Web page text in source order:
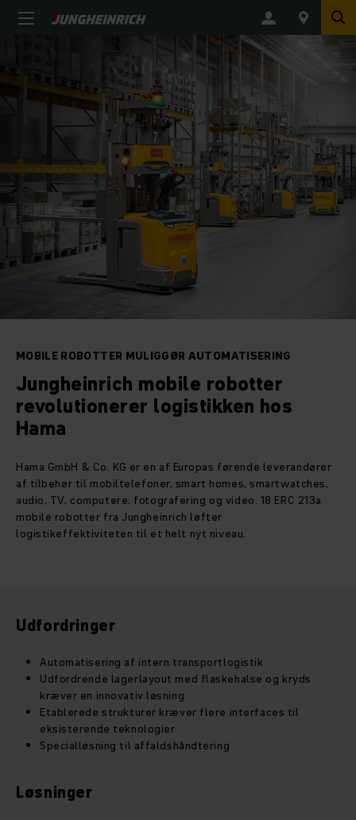
MOBILE ROBOTTER MULIGGØR AUTOMATISERING
Jungheinrich mobile robotter
revolutionerer logistikken hos
Hama
Hama GmbH & Co. KG er en af Europas førende leverandører
af tilbehør til mobiltelefoner, smart homes, smartwatches,
audio, TV, computere, fotografering og video. 18 ERC 213a
mobile robotter fra Jungheinrich løfter
logistikeffektiviteten til et helt nyt niveau.
Udfordringer
Automatisering af intern transportlogistik
Udfordrende lagerlayout med flaskehalse og kryds
kræver en innovativ løsning
Etablerede strukturer kræver flere interfaces til
eksisterende teknologier
Specialløsning til affaldshåndtering
Løsninger